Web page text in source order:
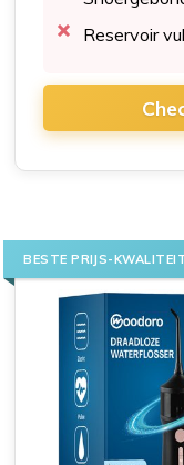
Reservoir
BESTE PRIJS-